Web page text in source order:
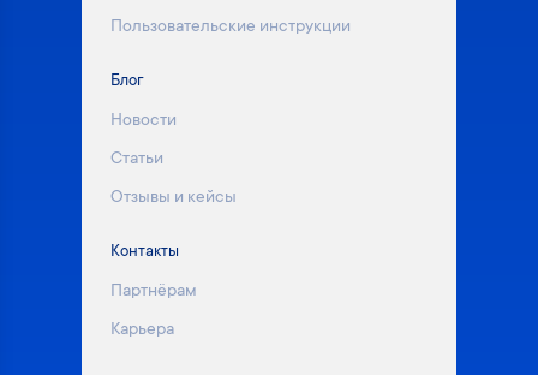
Пользовательские инструкции
Блог
Новости
Статьи
Отзывы и кейсы
Контакты
Партнёрам
Карьера